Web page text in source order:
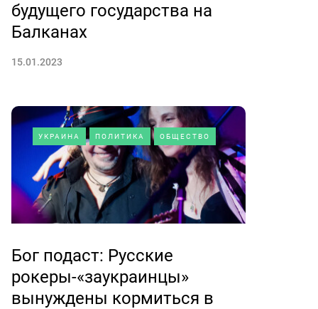
будущего государства на
Балканах
15.01.2023
УКРАИНА ПОЛИТИКА ОБЩЕСТВО
Бог подаст: Русские
рокеры-«заукраинцы»
вынуждены кормиться в